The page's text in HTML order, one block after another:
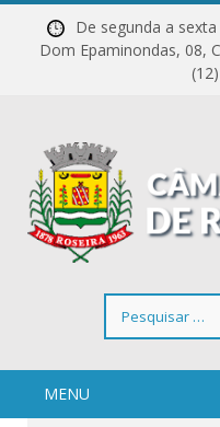
De segunda a
Dom Epaminondas,
por:
MENU